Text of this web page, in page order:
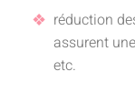
réduction
assurent une
etc.